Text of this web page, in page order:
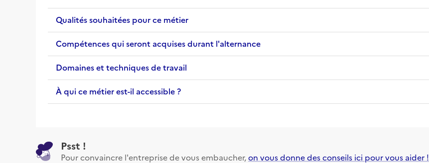
Qualités souhaitées pour ce métier
Compétences qui seront acquises durant l'alternance
Domaines et techniques de travail
À qui ce métier est-il accessible ?
Psst !
Pour convaincre l'entreprise de vous embaucher,on vous donne des conseils ici pour vous aider !